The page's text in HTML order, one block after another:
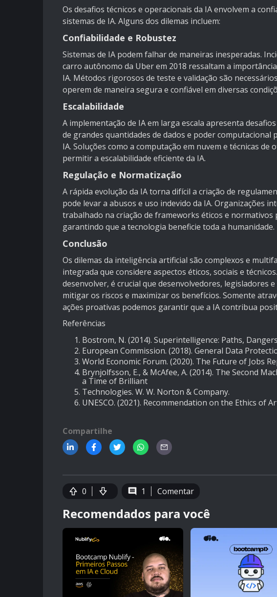
Os desafios técnicos e operacionais da IA envolvem a
sistemas de IA. Alguns dos dilemas incluem:
Confiabilidade e Robustez
Sistemas de IA podem falhar de maneiras inesperadas.
carro autônomo da Uber em 2018 ressaltam a
IA. Métodos rigorosos de teste e validação são
operem de maneira segura e confiável em diversas
Escalabilidade
A implementação de IA em larga escala apresenta
de grandes quantidades de dados e poder computacional
IA. Soluções como a computação em nuvem e técnicas
permitir a escalabilidade eficiente da IA.
Regulação e Normatização
A rápida evolução da IA torna difícil a criação de
pode levar a abusos e uso indevido da IA. Organizações
trabalhado na criação de frameworks éticos e
garantindo que a tecnologia beneficie toda a humanidade.
Conclusão
Os dilemas da inteligência artificial são complexos e
integrada que considere aspectos éticos, sociais e
desenvolver, é crucial que desenvolvedores, legisladores
mitigar os riscos e maximizar os benefícios. Somente
ações proativas podemos garantir que a IA contribua
Referências
Bostrom, N. (2014). Superintelligence: Paths,
European Commission. (2018). General Data
World Economic Forum. (2020). The Future of Jobs
Brynjolfsson, E., & McAfee, A. (2014). The Second
a Time of Brilliant
Technologies. W. W. Norton & Company.
UNESCO. (2021). Recommendation on the Ethics of
Compartilhe
0 1 Comentar
Recomendados para você